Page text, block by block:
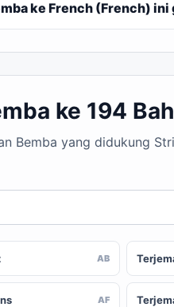
ke French (French) ini
ke 194
Bemba yang didukung
AB
AF